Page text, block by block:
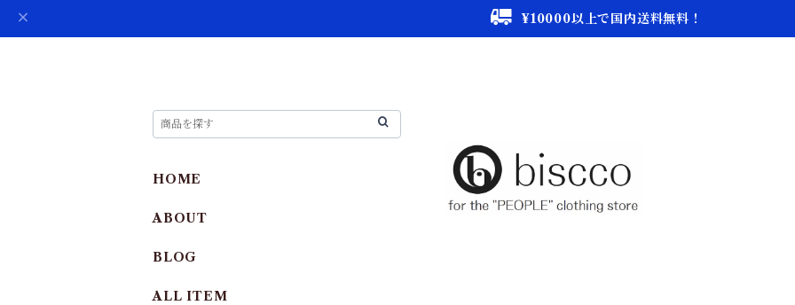
¥10000以上で国内送料無料！
HOME
ABOUT
BLOG
ALL ITEM